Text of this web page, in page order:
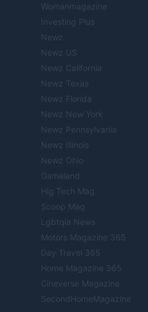
Womanmagazine
Investing Plus
Newz
Newz US
Newz California
Newz Texas
Newz Florida
Newz New York
Newz Pennsylvania
Newz Illinois
Newz Ohio
Gameland
Hig Tech Mag
Scoop Mag
Lgbtqia News
Motors Magazine 365
Day Travel 365
Home Magazine 365
Cineverse Magazine
SecondHomeMagazine